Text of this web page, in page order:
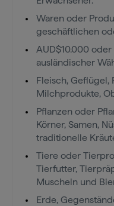
Waren oder
geschäftlichen
AUD$10.000
ausländischer
Fleisch, Geflügel,
Milchprodukte,
Pflanzen oder
Körner, Samen,
traditionelle
Tiere oder
Tierfutter,
Muscheln und
Erde,